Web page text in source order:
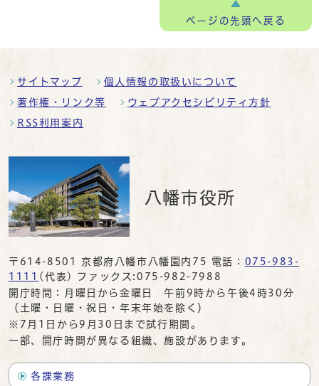
ページの先頭へ戻る
サイトマップ 個人情報の取扱いについて
著作権・リンク等 ウェブアクセシビリティ方針
RSS利用案内
八幡市役所
〒614-8501 京都府八幡市八幡園内75 電話： 075-983-
1111 (代表) ファックス:075-982-7988
開庁時間：月曜日から金曜日 午前9時から午後4時30分
（土曜・日曜・祝日・年末年始を除く）
※7月1日から9月30日まで試行期間。
一部、開庁時間が異なる組織、施設があります。
各課業務